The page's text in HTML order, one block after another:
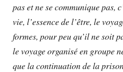
pas et ne se communique pas,
vie, l’essence de l’être, le
formes, pour peu qu’il ne soit
le voyage organisé en groupe
que la continuation de la